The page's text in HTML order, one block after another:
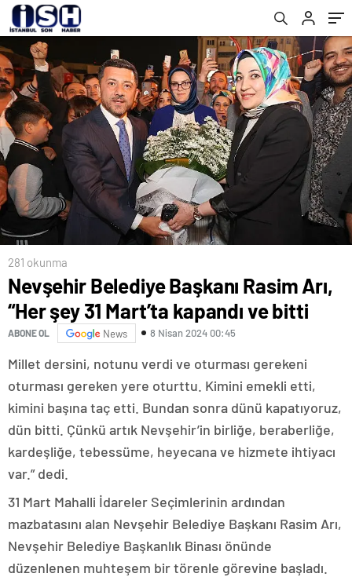
281 okunma
Nevşehir Belediye Başkanı Rasim Arı,
“Her şey 31 Mart’ta kapandı ve bitti
ABONE OL News 8 Nisan 2024 00:45
Millet dersini, notunu verdi ve oturması gerekeni
oturması gereken yere oturttu. Kimini emekli etti,
kimini başına taç etti. Bundan sonra dünü kapatıyoruz,
dün bitti. Çünkü artık Nevşehir’in birliğe, beraberliğe,
kardeşliğe, tebessüme, heyecana ve hizmete ihtiyacı
var.” dedi.
31 Mart Mahalli İdareler Seçimlerinin ardından
mazbatasını alan Nevşehir Belediye Başkanı Rasim Arı,
Nevşehir Belediye Başkanlık Binası önünde
düzenlenen muhteşem bir törenle görevine başladı.